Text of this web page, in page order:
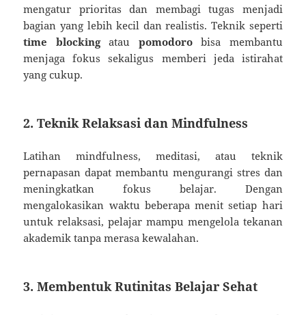
mengatur prioritas dan membagi tugas menjadi
bagian yang lebih kecil dan realistis. Teknik seperti
time blockingatau pomodorobisa membantu
menjaga fokus sekaligus memberi jeda istirahat
yang cukup.
2. Teknik Relaksasi dan Mindfulness
Latihan mindfulness, meditasi, atau teknik
pernapasan dapat membantu mengurangi stres dan
meningkatkan fokus belajar. Dengan
mengalokasikan waktu beberapa menit setiap hari
untuk relaksasi, pelajar mampu mengelola tekanan
akademik tanpa merasa kewalahan.
3. Membentuk Rutinitas Belajar Sehat